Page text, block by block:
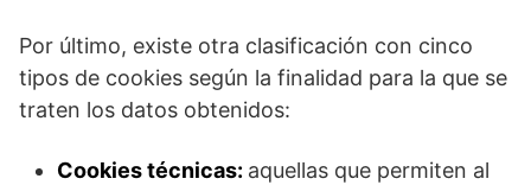
Por último, existe otra clasificación con cinco
tipos de cookies según la finalidad para la que se
traten los datos obtenidos:
Cookies técnicas: aquellas que permiten al